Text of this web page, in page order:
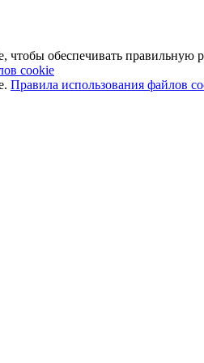
обеспечивать правильную
cookie
Правила использования файлов